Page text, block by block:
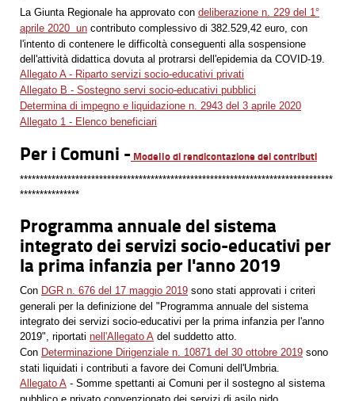
La Giunta Regionale ha approvato con deliberazione n. 229 del 1°
aprile 2020 un contributo complessivo di 382.529,42 euro, con
l'intento di contenere le difficoltà conseguenti alla sospensione
dell'attività didattica dovuta al protrarsi dell'epidemia da COVID-19.
Allegato A - Riparto servizi socio-educativi privati
Allegato B - Sostegno servi socio-educativi pubblici
Determina di impegno e liquidazione n. 2943 del 3 aprile 2020
Allegato 1 - Elenco beneficiari
Per i Comuni - Modello di rendicontazione dei contributi
*******************************************************************************
***************
Programma annuale del sistema
integrato dei servizi socio-educativi per
la prima infanzia per l'anno 2019
Con DGR n. 676 del 17 maggio 2019 sono stati approvati i criteri
generali per la definizione del "Programma annuale del sistema
integrato dei servizi socio-educativi per la prima infanzia per l'anno
2019", riportati nell'Allegato A del suddetto atto.
Con Determinazione Dirigenziale n. 10871 del 30 ottobre 2019 sono
stati liquidati i contributi a favore dei Comuni dell'Umbria.
Allegato A - Somme spettanti ai Comuni per il sostegno al sistema